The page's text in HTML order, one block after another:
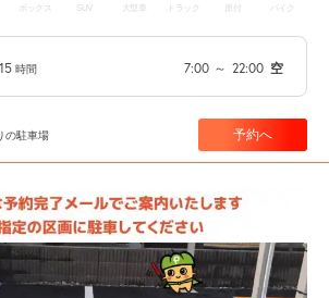
ボックス SUV 大型車 トラック 原付 バイク
15 時間 7:00 ～ 22:00 空
の駐車場 予約へ